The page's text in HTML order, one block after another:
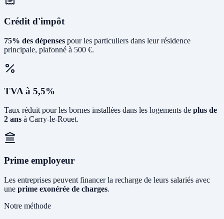
Crédit d'impôt
75% des dépenses pour les particuliers dans leur résidence
principale, plafonné à 500 €.
TVA à 5,5%
Taux réduit pour les bornes installées dans les logements de plus de
2 ans à Carry-le-Rouet.
Prime employeur
Les entreprises peuvent financer la recharge de leurs salariés avec
une prime exonérée de charges.
Notre méthode